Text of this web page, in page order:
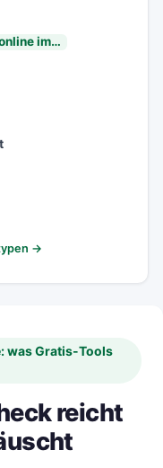
im…
→
was Gratis-Tools
reicht